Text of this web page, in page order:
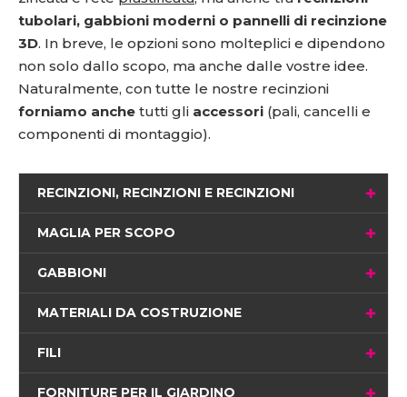
tubolari, gabbioni moderni o pannelli di recinzione
3D. In breve, le opzioni sono molteplici e dipendono
non solo dallo scopo, ma anche dalle vostre idee.
Naturalmente, con tutte le nostre recinzioni
forniamo anche tutti gli accessori (pali, cancelli e
componenti di montaggio).
RECINZIONI, RECINZIONI E RECINZIONI
MAGLIA PER SCOPO
GABBIONI
MATERIALI DA COSTRUZIONE
FILI
FORNITURE PER IL GIARDINO